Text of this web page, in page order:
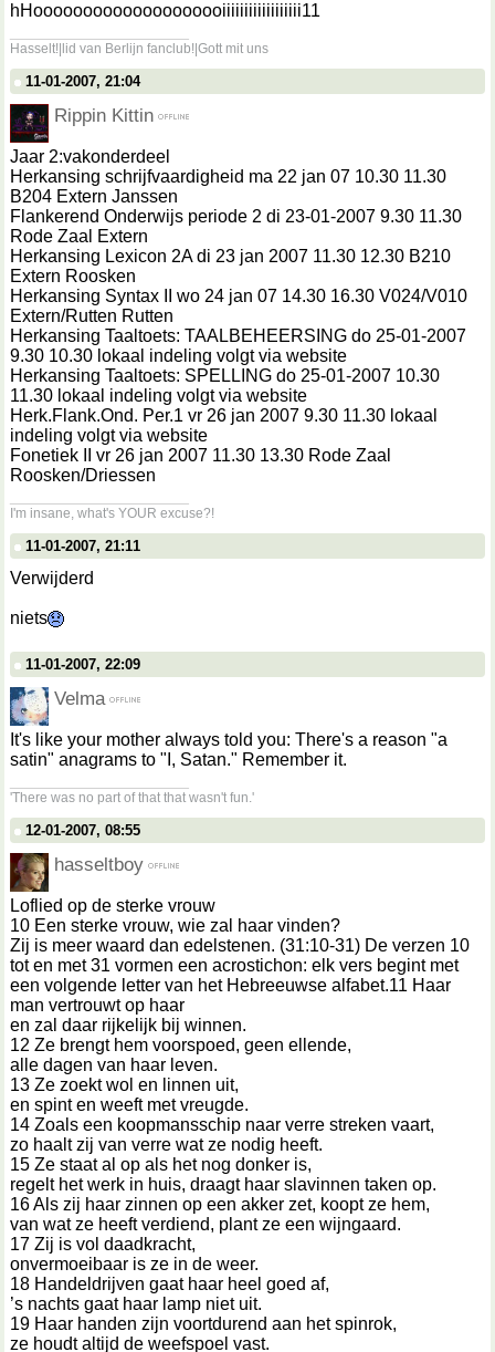
hHoooooooooooooooooooiiiiiiiiiiiiiiiiii11
Hasselt!|lid van Berlijn fanclub!|Gott mit uns
11-01-2007, 21:04
Rippin Kittin
Jaar 2:vakonderdeel
Herkansing schrijfvaardigheid ma 22 jan 07 10.30 11.30
B204 Extern Janssen
Flankerend Onderwijs periode 2 di 23-01-2007 9.30 11.30
Rode Zaal Extern
Herkansing Lexicon 2A di 23 jan 2007 11.30 12.30 B210
Extern Roosken
Herkansing Syntax II wo 24 jan 07 14.30 16.30 V024/V010
Extern/Rutten Rutten
Herkansing Taaltoets: TAALBEHEERSING do 25-01-2007
9.30 10.30 lokaal indeling volgt via website
Herkansing Taaltoets: SPELLING do 25-01-2007 10.30
11.30 lokaal indeling volgt via website
Herk.Flank.Ond. Per.1 vr 26 jan 2007 9.30 11.30 lokaal
indeling volgt via website
Fonetiek II vr 26 jan 2007 11.30 13.30 Rode Zaal
Roosken/Driessen
I'm insane, what's YOUR excuse?!
11-01-2007, 21:11
Verwijderd
niets
11-01-2007, 22:09
Velma
It's like your mother always told you: There's a reason "a
satin" anagrams to "I, Satan." Remember it.
'There was no part of that that wasn't fun.'
12-01-2007, 08:55
hasseltboy
Loflied op de sterke vrouw
10 Een sterke vrouw, wie zal haar vinden?
Zij is meer waard dan edelstenen. (31:10-31) De verzen 10
tot en met 31 vormen een acrostichon: elk vers begint met
een volgende letter van het Hebreeuwse alfabet.11 Haar
man vertrouwt op haar
en zal daar rijkelijk bij winnen.
12 Ze brengt hem voorspoed, geen ellende,
alle dagen van haar leven.
13 Ze zoekt wol en linnen uit,
en spint en weeft met vreugde.
14 Zoals een koopmansschip naar verre streken vaart,
zo haalt zij van verre wat ze nodig heeft.
15 Ze staat al op als het nog donker is,
regelt het werk in huis, draagt haar slavinnen taken op.
16 Als zij haar zinnen op een akker zet, koopt ze hem,
van wat ze heeft verdiend, plant ze een wijngaard.
17 Zij is vol daadkracht,
onvermoeibaar is ze in de weer.
18 Handeldrijven gaat haar heel goed af,
’s nachts gaat haar lamp niet uit.
19 Haar handen zijn voortdurend aan het spinrok,
ze houdt altijd de weefspoel vast.